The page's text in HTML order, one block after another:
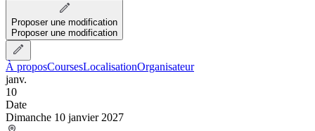
Proposer une modification
Proposer une modification
À proposCoursesLocalisationOrganisateur
janv.
10
Date
Dimanche 10 janvier 2027